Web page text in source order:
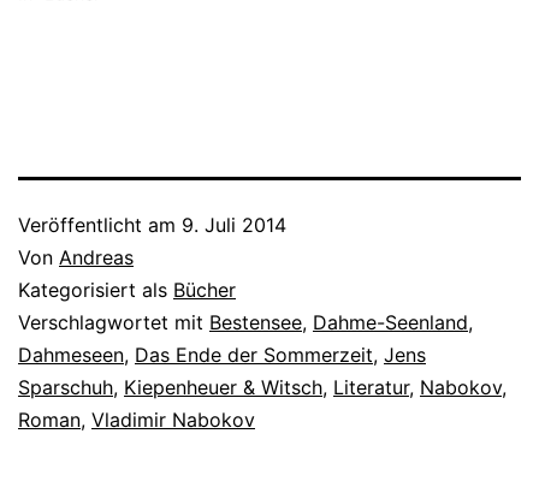
Veröffentlicht am 9. Juli 2014
Von Andreas
Kategorisiert als Bücher
Verschlagwortet mit Bestensee, Dahme-Seenland,
Dahmeseen, Das Ende der Sommerzeit, Jens
Sparschuh, Kiepenheuer & Witsch, Literatur, Nabokov,
Roman, Vladimir Nabokov